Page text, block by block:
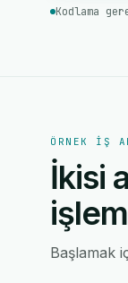
Kodlama
ÖRNEK IŞ
İkisi
Başlamak